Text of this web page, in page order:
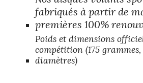
fabriqués à partir de
premières 100%
Poids et dimensions
compétition (175 grammes,
diamètres)